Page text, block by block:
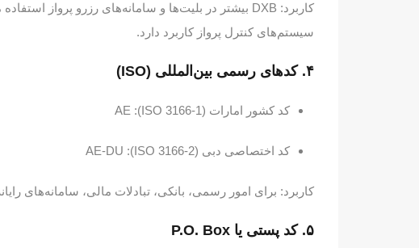
سیستم‌های کنترل پرواز کاربرد دارد.
۴. کدهای رسمی بین‌المللی (ISO)
کد کشور امارات (ISO 3166-1): AE
کد اختصاصی دبی (ISO 3166-2): AE-DU
کاربرد: برای امور رسمی، بانکی، تبادلات مالی، سامانه‌های
۵. کد پستی یا P.O. Box